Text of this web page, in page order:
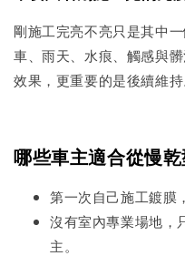
剛施工完亮不亮只是其中
車、雨天、水痕、觸感與
效果，更重要的是後續維持
哪些車主適合從慢
第一次自己施工鍍膜
沒有室內專業場地，
主。